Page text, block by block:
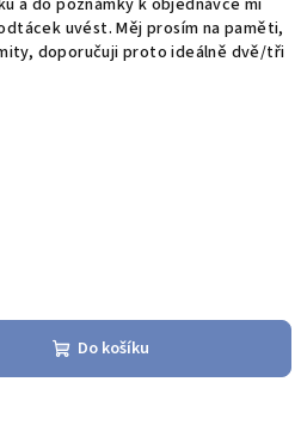
a do poznámky k objednávce mi
uvést. Měj prosím na paměti,
doporučuji proto ideálně dvě/tři
Do košíku